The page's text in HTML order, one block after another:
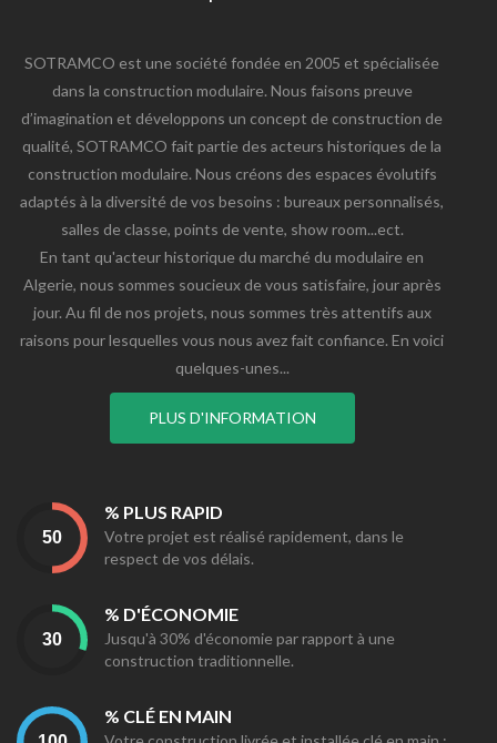
SOTRAMCO est une société fondée en 2005 et spécialisée
dans la construction modulaire. Nous faisons preuve
d’imagination et développons un concept de construction de
qualité, SOTRAMCO fait partie des acteurs historiques de la
construction modulaire. Nous créons des espaces évolutifs
adaptés à la diversité de vos besoins : bureaux personnalisés,
salles de classe, points de vente, show room...ect.
En tant qu'acteur historique du marché du modulaire en
Algerie, nous sommes soucieux de vous satisfaire, jour après
jour. Au fil de nos projets, nous sommes très attentifs aux
raisons pour lesquelles vous nous avez fait confiance. En voici
quelques-unes...
PLUS D'INFORMATION
% PLUS RAPID
Votre projet est réalisé rapidement, dans le
respect de vos délais.
% D'ÉCONOMIE
Jusqu'à 30% d'économie par rapport à une
construction traditionnelle.
% CLÉ EN MAIN